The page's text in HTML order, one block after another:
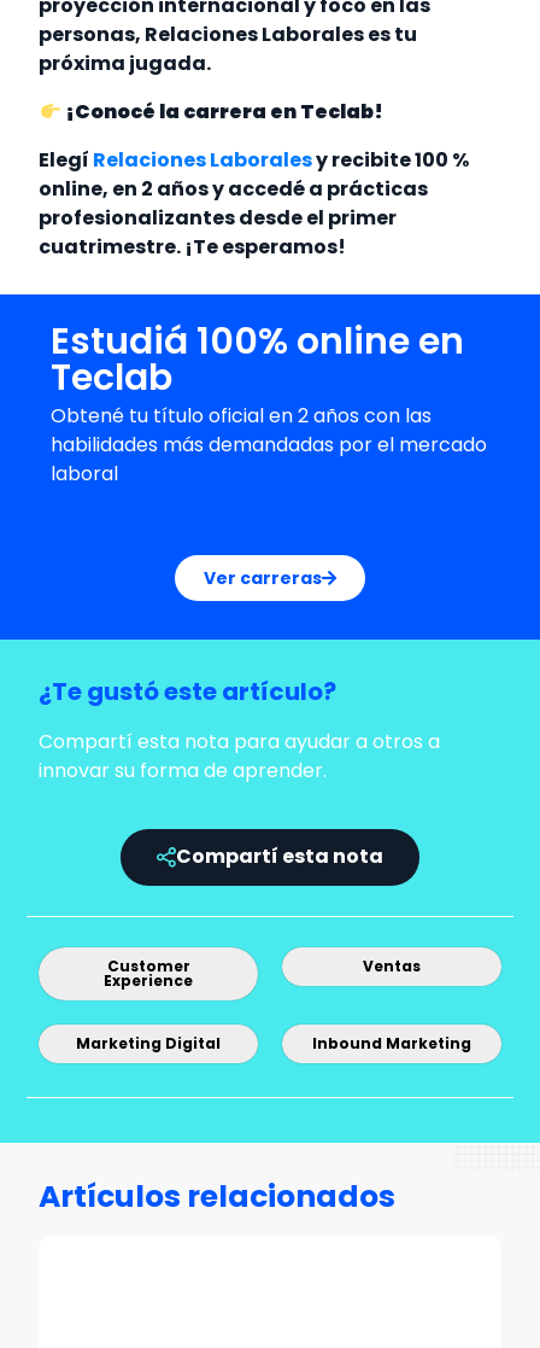
proyección internacional y foco en las
personas, Relaciones Laborales es tu
próxima jugada.
¡Conocé la carrera en Teclab!
Elegí Relaciones Laboralesy recibite 100 %
online, en 2 años y accedé a prácticas
profesionalizantes desde el primer
cuatrimestre. ¡Te esperamos!
Estudiá 100% online en
Teclab
Obtené tu título oficial en 2 años con las
habilidades más demandadas por el mercado
laboral
Ver carreras
¿Te gustó este artículo?
Compartí esta nota para ayudar a otros a
innovar su forma de aprender.
Compartí esta nota
Customer
Experience
Ventas
Marketing Digital Inbound Marketing
Artículos relacionados